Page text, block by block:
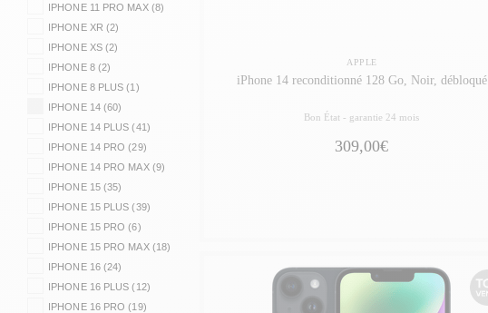
IPHONE 11 PRO MAX (8)
IPHONE XR (2)
IPHONE XS (2)
IPHONE 8 (2)
IPHONE 8 PLUS (1)
IPHONE 14 (60)
IPHONE 14 PLUS (41)
IPHONE 14 PRO (29)
IPHONE 14 PRO MAX (9)
IPHONE 15 (35)
IPHONE 15 PLUS (39)
IPHONE 15 PRO (6)
IPHONE 15 PRO MAX (18)
IPHONE 16 (24)
IPHONE 16 PLUS (12)
IPHONE 16 PRO (19)
APPLE
iPhone 14 reconditionné 128 Go, Noir, débloqué
Bon État - garantie 24 mois
309,00€